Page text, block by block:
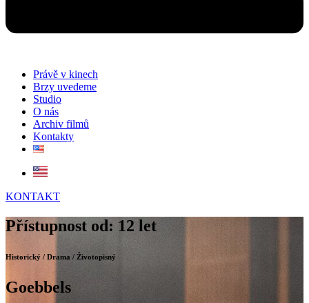
Právě v kinech
Brzy uvedeme
Studio
O nás
Archiv filmů
Kontakty
KONTAKT
Přístupnost od: 12 let
Historický / Drama / Životopisný
Goebbels